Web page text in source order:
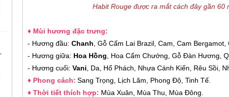
Habit Rouge được ra mắt cách đây gần
♦ Mùi hương đặc trưng:
- Hương đầu: Chanh , Gỗ Cẩm Lai Brazil, Cam, Cam
- Hương giữa: Hoa Hồng , Hoa Cẩm Chướng, Gỗ Đàn Hương,
- Hương cuối: Vani , Da, Hổ Phách, Nhựa Cánh Kiến, Rêu Sồi,
♦Phong cách: Sang Trọng, Lịch Lãm, Phong Độ, Tinh Tế.
♦ Thời tiết thích hợp: Mùa Xuân, Mùa Thu, Mùa Đông.